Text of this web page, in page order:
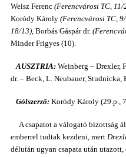
Weisz Ferenc (Ferencvárosi TC, 11/
Koródy Károly (Ferencvárosi TC,
18/13), Borbás Gáspár dr.
Minder Frigyes (10).
AUSZTRIA: Weinberg – Drexler,
dr. – Beck, L. Neubauer, Studnicka,
Gólszerző: Koródy Károly (29.p.,
A csapatot a válogató bizottság
emberrel tudtak kezdeni, mert
délután ugyan csapata után utazott,